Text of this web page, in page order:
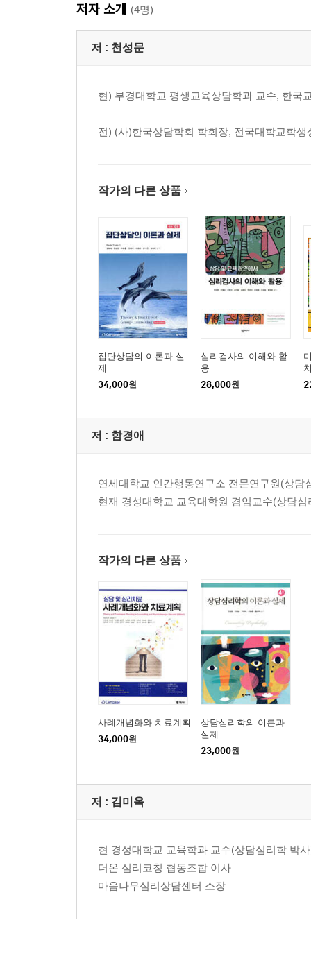
1) 연구주제 선정 시 고려 사항
2) 가능한 연구로 주제 발전시키기
3) 문헌 탐색
2) 이론적 배경
4) 연구 결과
제2부 집단차이 연구: 프로그램 개발 및 재구성 연
1. 연구의 필요성 및 목적 작성
1) 도입부(논문을 쓰는 동기)
2) 선행연구 고찰
3) 선행연구와의 연결성
4) 연구의 목적
5) 서론 작성 시 유의 사항
2. 연구문제 및 연구가설 작성
3. 용어의 정의
2) 용어의 정의 작성 시 유의 사항
4. 서론 작성 후 점검 사항
2. 이론적 배경 서술 전개 방식
1) 도입
2) 전개
3) 마무리
3. 이론적 배경 작성의 실제
1) 연구대상에 대한 설명
2) 연구대상 관련 변인(효과변인)에 대한 설명
3) 처치프로그램 관련 선행연구를 종합한 연구의
5. 이론적 배경 작성 후 점검 사항
1. 실험연구설계
1) 연구설계
1) 연구대상
2) 실험설계
3) 측정도구
저자 소개 (4명)
저 : 천성문
현) 부경대학교 평생교육상담학과 교수, 한국
전) (사)한국상담학회 학회장, 전국대학교학
작가의 다른 상품
집단상담의 이론과 실
제
34,000원
심리검사의 이해와 활
용
28,000원
저 : 함경애
연세대학교 인간행동연구소 전문연구원(상
현재 경성대학교 교육대학원 겸임교수(상담
작가의 다른 상품
사례개념화와 치료계획
34,000원
상담심리학의 이론과
실제
23,000원
저 : 김미옥
현 경성대학교 교육학과 교수(상담심리학 박
더온 심리코칭 협동조합 이사
마음나무심리상담센터 소장